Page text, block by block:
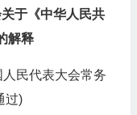
于《中华人民共
解释
民代表大会常务
过)